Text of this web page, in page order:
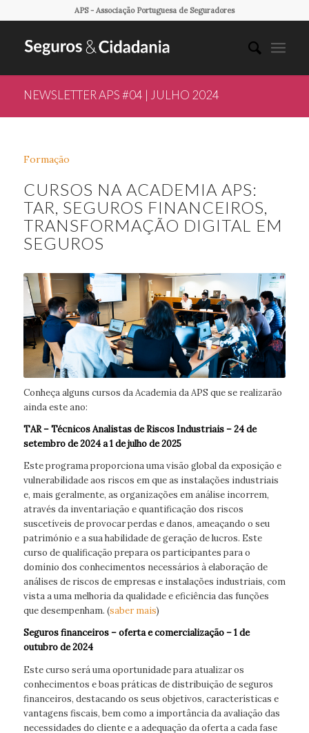
APS - Associação Portuguesa de Seguradores
NEWSLETTER APS #04 | JULHO 2024
Formação
CURSOS NA ACADEMIA APS:
TAR, SEGUROS FINANCEIROS,
TRANSFORMAÇÃO DIGITAL EM
SEGUROS
Conheça alguns cursos da Academia da APS que se realizarão
ainda este ano:
TAR – Técnicos Analistas de Riscos Industriais – 24 de
setembro de 2024 a 1 de julho de 2025
Este programa proporciona uma visão global da exposição e
vulnerabilidade aos riscos em que as instalações industriais
e, mais geralmente, as organizações em análise incorrem,
através da inventariação e quantificação dos riscos
suscetíveis de provocar perdas e danos, ameaçando o seu
património e a sua habilidade de geração de lucros. Este
curso de qualificação prepara os participantes para o
domínio dos conhecimentos necessários à elaboração de
análises de riscos de empresas e instalações industriais, com
vista a uma melhoria da qualidade e eficiência das funções
que desempenham. (saber mais)
Seguros financeiros – oferta e comercialização– 1 de
outubro de 2024
Este curso será uma oportunidade para atualizar os
conhecimentos e boas práticas de distribuição de seguros
financeiros, destacando os seus objetivos, características e
vantagens fiscais, bem como a importância da avaliação das
necessidades do cliente e a adequação da oferta a cada fase